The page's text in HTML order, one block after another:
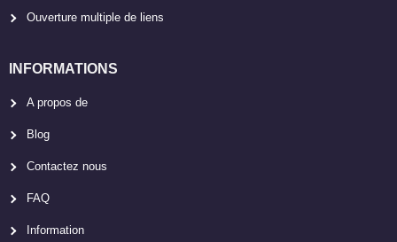
Ouverture multiple de liens
INFORMATIONS
A propos de
Blog
Contactez nous
FAQ
Information